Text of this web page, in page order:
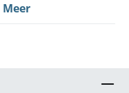
Meer